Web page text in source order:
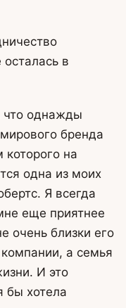
в
что однажды
бренда
на
одна из моих
Я всегда
еще приятнее
очень близки его
а семья
И это
бы хотела